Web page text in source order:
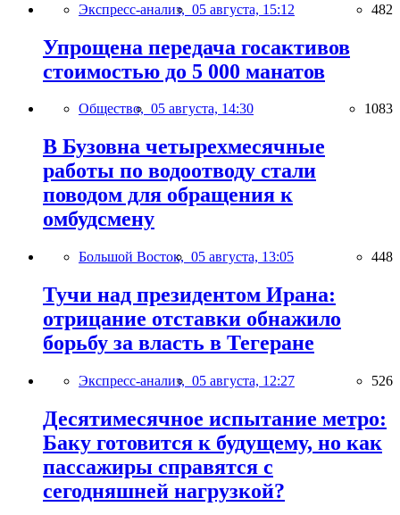
Экспресс-анализ, 05 августа, 15:12 482
Упрощена передача госактивов
стоимостью до 5 000 манатов
Общество, 05 августа, 14:30 1083
В Бузовна четырехмесячные
работы по водоотводу стали
поводом для обращения к
омбудсмену
Большой Восток, 05 августа, 13:05 448
Тучи над президентом Ирана:
отрицание отставки обнажило
борьбу за власть в Тегеране
Экспресс-анализ, 05 августа, 12:27 526
Десятимесячное испытание метро:
Баку готовится к будущему, но как
пассажиры справятся с
сегодняшней нагрузкой?